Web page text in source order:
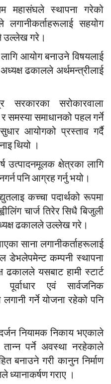
महासंघले स्थापना गरेको
लगानीकर्ताहरूलाई सहयोग
उल्लेख गरे।
आयोग बनाउने विषयलाई
ढकालले अर्थमन्त्रीलाई
सरोकारवाला
समस्या समाधानको पहल गर्ने
आयोगको प्रस्ताव गर्दै
थियो ।
उत्पादनमूलक क्षेत्रका लागि
पनि आग्रह गर्नु भयो।
कच्चा पदार्थको रूपमा
चार्ज तिरेर सिधै बिजुली
ढकालले उल्लेख गरे।
साना लगानीकर्ताहरूलाई
डेभलेपमेन्ट कम्पनी स्थापना
ढकालले यसबाट हामी स्टार्ट
एवं सार्वजनिक
गर्ने योजना रहेको पनि
नियामक निकाय भएकाले
तान्न पर्ने अवस्था नरहेकाले
बनाउने गरी कानुन निर्माण
ध्यानाकर्षण गराए ।